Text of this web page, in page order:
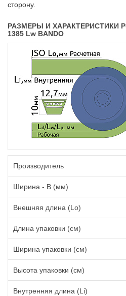
сторону.
РАЗМЕРЫ И ХАРАКТЕРИСТИКИ
1385 Lw BANDO
Производитель
Ширина - B (мм)
Внешняя длина (Lo)
Длина упаковки (см)
Ширина упаковки (см)
Высота упаковки (см)
Внутренняя длина (Li)